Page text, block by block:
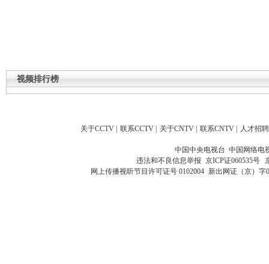
视频排行榜
关于CCTV | 联系CCTV | 关于CNTV | 联系CNTV | 人才招聘
中国中央电视台 中国网络电
违法和不良信息举报 京ICP证060535号
网上传播视听节目许可证号 0102004 新出网证（京）